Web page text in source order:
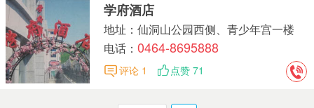
学府酒店
地址：仙洞山公园西侧、青少年宫一楼
电话： 0464-8695888
评论 1 点赞 71